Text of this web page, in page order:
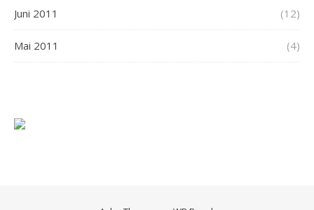
Juni 2011 (12)
Mai 2011 (4)